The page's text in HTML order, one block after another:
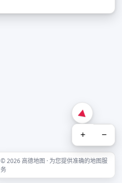
+ −
© 2026 高德地图 · 为您提供准确的地图服
务